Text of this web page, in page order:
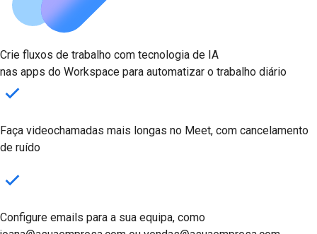
Crie fluxos de trabalho com tecnologia de IA
nas apps do Workspace para automatizar o trabalho diário
Faça videochamadas mais longas no Meet, com cancelamento
de ruído
Configure emails para a sua equipa, como